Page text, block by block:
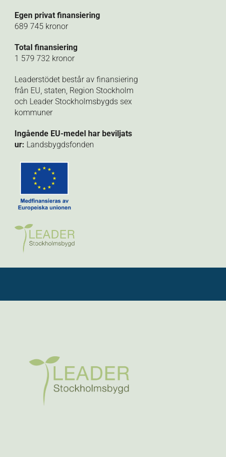
Egen privat finansiering
689 745 kronor
Total finansiering
1 579 732 kronor
Leaderstödet består av finansiering
från EU, staten, Region Stockholm
och Leader Stockholmsbygds sex
kommuner
Ingående EU-medel har beviljats
ur: Landsbygdsfonden